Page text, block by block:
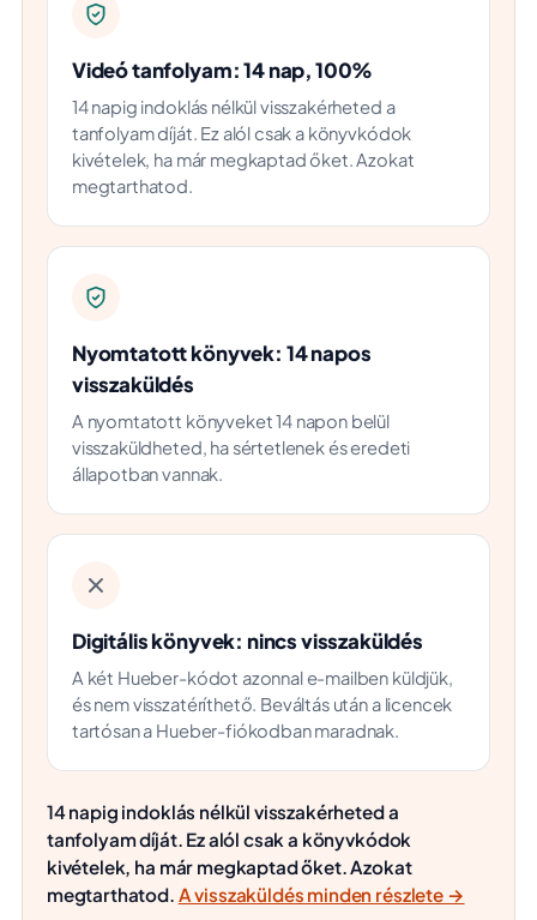
Videó tanfolyam: 14 nap, 100%
14 napig indoklás nélkül visszakérheted a
tanfolyam díját. Ez alól csak a könyvkódok
kivételek, ha már megkaptad őket. Azokat
megtarthatod.
Nyomtatott könyvek: 14 napos
visszaküldés
A nyomtatott könyveket 14 napon belül
visszaküldheted, ha sértetlenek és eredeti
állapotban vannak.
Digitális könyvek: nincs visszaküldés
A két Hueber-kódot azonnal e-mailben küldjük,
és nem visszatéríthető. Beváltás után a licencek
tartósan a Hueber-fiókodban maradnak.
14 napig indoklás nélkül visszakérheted a
tanfolyam díját. Ez alól csak a könyvkódok
kivételek, ha már megkaptad őket. Azokat
megtarthatod. A visszaküldés minden részlete →